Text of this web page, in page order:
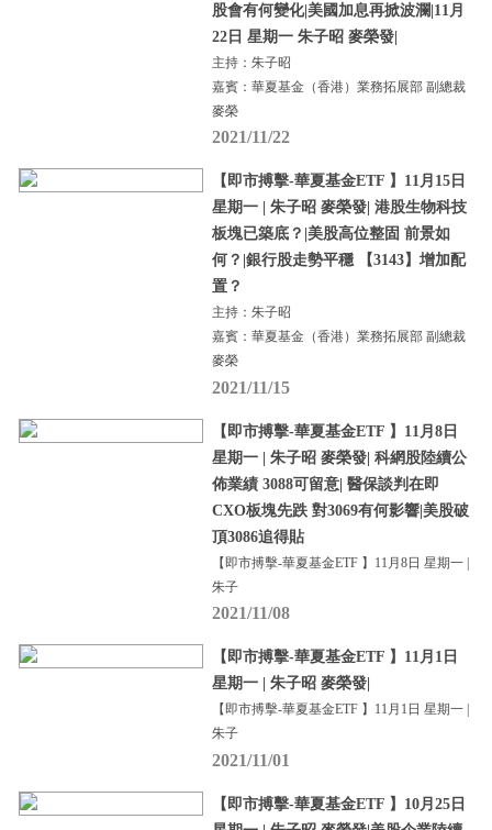
股會有何變化|美國加息再掀波瀾|11月
22日 星期一 朱子昭 麥榮發|
主持：朱子昭
嘉賓：華夏基金（香港）業務拓展部 副總裁
麥榮
2021/11/22
【即市搏擊-華夏基金ETF 】11月15日
星期一 | 朱子昭 麥榮發| 港股生物科技
板塊已築底？|美股高位整固 前景如
何？|銀行股走勢平穩 【3143】增加配
置？
主持：朱子昭
嘉賓：華夏基金（香港）業務拓展部 副總裁
麥榮
2021/11/15
【即市搏擊-華夏基金ETF 】11月8日
星期一 | 朱子昭 麥榮發| 科網股陸續公
佈業績 3088可留意| 醫保談判在即
CXO板塊先跌 對3069有何影響|美股破
頂3086追得貼
【即市搏擊-華夏基金ETF 】11月8日 星期一 |
朱子
2021/11/08
【即市搏擊-華夏基金ETF 】11月1日
星期一 | 朱子昭 麥榮發|
【即市搏擊-華夏基金ETF 】11月1日 星期一 |
朱子
2021/11/01
【即市搏擊-華夏基金ETF 】10月25日